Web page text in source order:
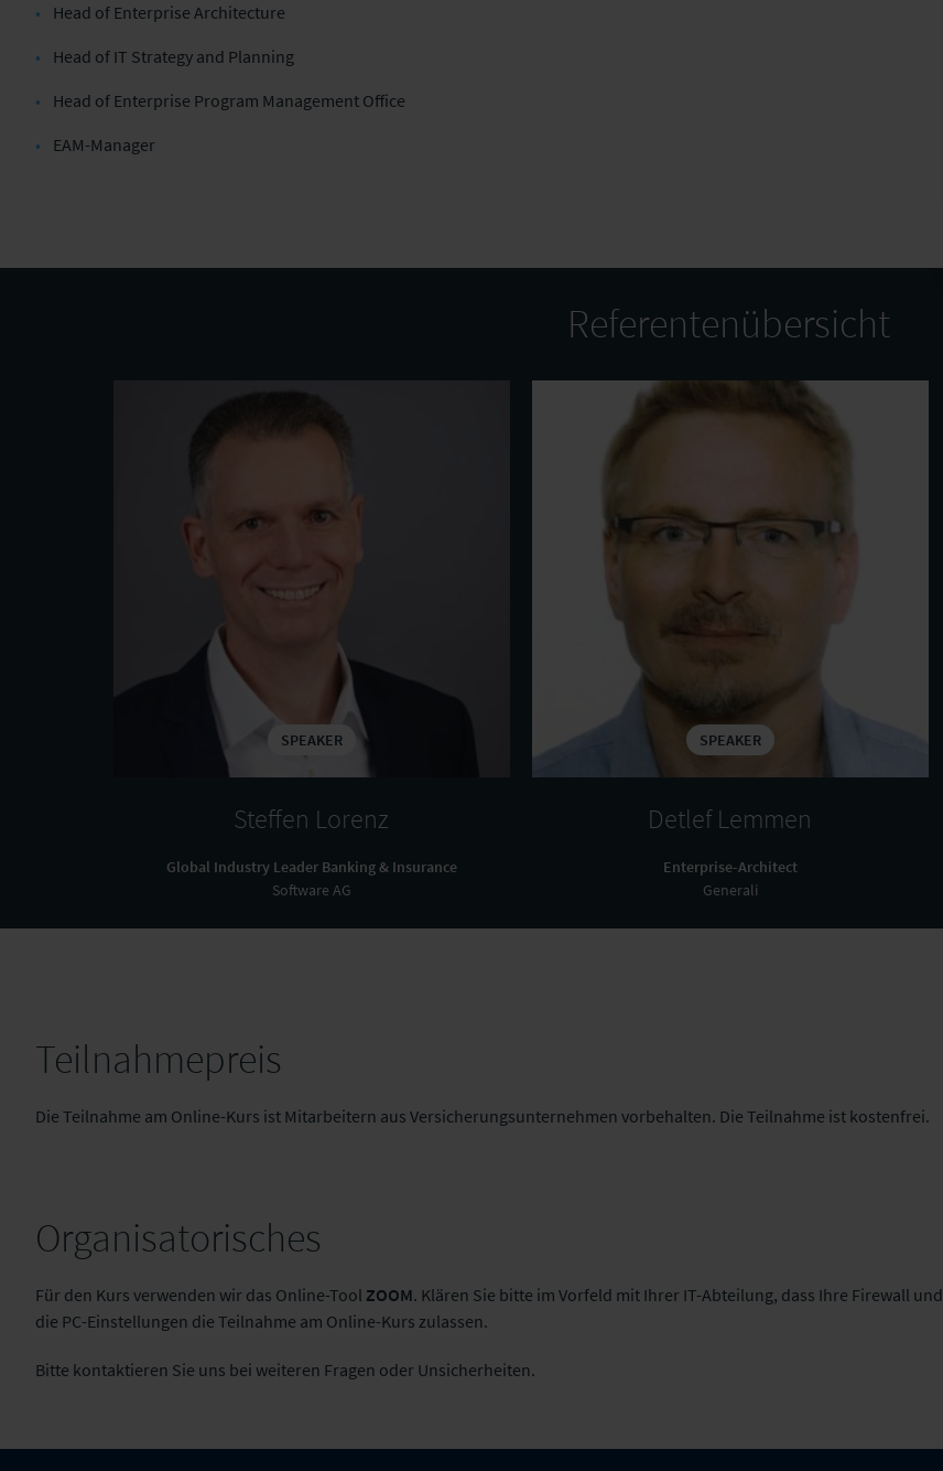
Head of Enterprise Architecture
Head of IT Strategy and Planning
Head of Enterprise Program Management Office
EAM-Manager
Referentenübersicht
SPEAKER
Steffen Lorenz
Global Industry Leader Banking & Insurance
Software AG
SPEAKER
Detlef Lemmen
Enterprise-Architect
Generali
Teilnahmepreis
Die Teilnahme am Online-Kurs ist Mitarbeitern aus Versicherungsunternehmen vorbehalten. Die Teilnahme ist kostenfrei.
Organisatorisches
Für den Kurs verwenden wir das Online-Tool ZOOM. Klären Sie bitte im Vorfeld mit Ihrer IT-Abteilung, dass Ihre Firewall und
die PC-Einstellungen die Teilnahme am Online-Kurs zulassen.
Bitte kontaktieren Sie uns bei weiteren Fragen oder Unsicherheiten.